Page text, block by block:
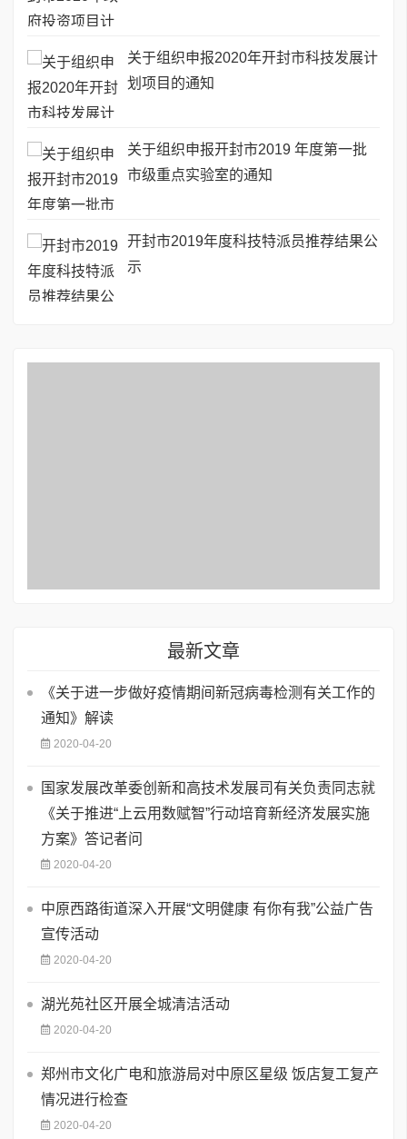
关于组织申报2020年开封市科技发展计
划项目的通知
关于组织申报开封市2019 年度第一批
市级重点实验室的通知
开封市2019年度科技特派员推荐结果公
示
最新文章
《关于进一步做好疫情期间新冠病毒检测有关工作的
通知》解读
2020-04-20
国家发展改革委创新和高技术发展司有关负责同志就
《关于推进“上云用数赋智”行动培育新经济发展实施
方案》答记者问
2020-04-20
中原西路街道深入开展“文明健康 有你有我”公益广告
宣传活动
2020-04-20
湖光苑社区开展全城清洁活动
2020-04-20
郑州市文化广电和旅游局对中原区星级 饭店复工复产
情况进行检查
2020-04-20